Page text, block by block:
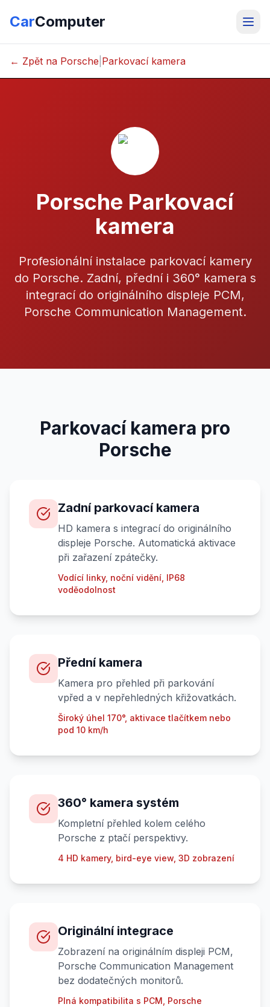
CarComputer
← Zpět na Porsche Parkovací kamera
Porsche Parkovací
kamera
Profesionální instalace parkovací kamery
do Porsche. Zadní, přední i 360° kamera s
integrací do originálního displeje PCM,
Porsche Communication Management.
Parkovací kamera pro
Porsche
Zadní parkovací kamera
HD kamera s integrací do originálního
displeje Porsche. Automatická aktivace
při zařazení zpátečky.
Vodící linky, noční vidění, IP68
voděodolnost
Přední kamera
Kamera pro přehled při parkování
vpřed a v nepřehledných křižovatkách.
Široký úhel 170°, aktivace tlačítkem nebo
pod 10 km/h
360° kamera systém
Kompletní přehled kolem celého
Porsche z ptačí perspektivy.
4 HD kamery, bird-eye view, 3D zobrazení
Originální integrace
Zobrazení na originálním displeji PCM,
Porsche Communication Management
bez dodatečných monitorů.
Plná kompatibilita s PCM, Porsche